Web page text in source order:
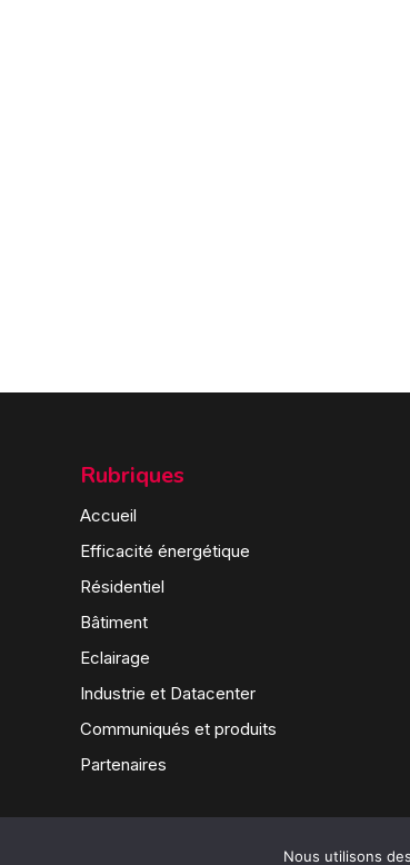
Rubriques
Accueil
Efficacité énergétique
Résidentiel
Bâtiment
Eclairage
Industrie et Datacenter
Communiqués et produits
Partenaires
Nous utilisons